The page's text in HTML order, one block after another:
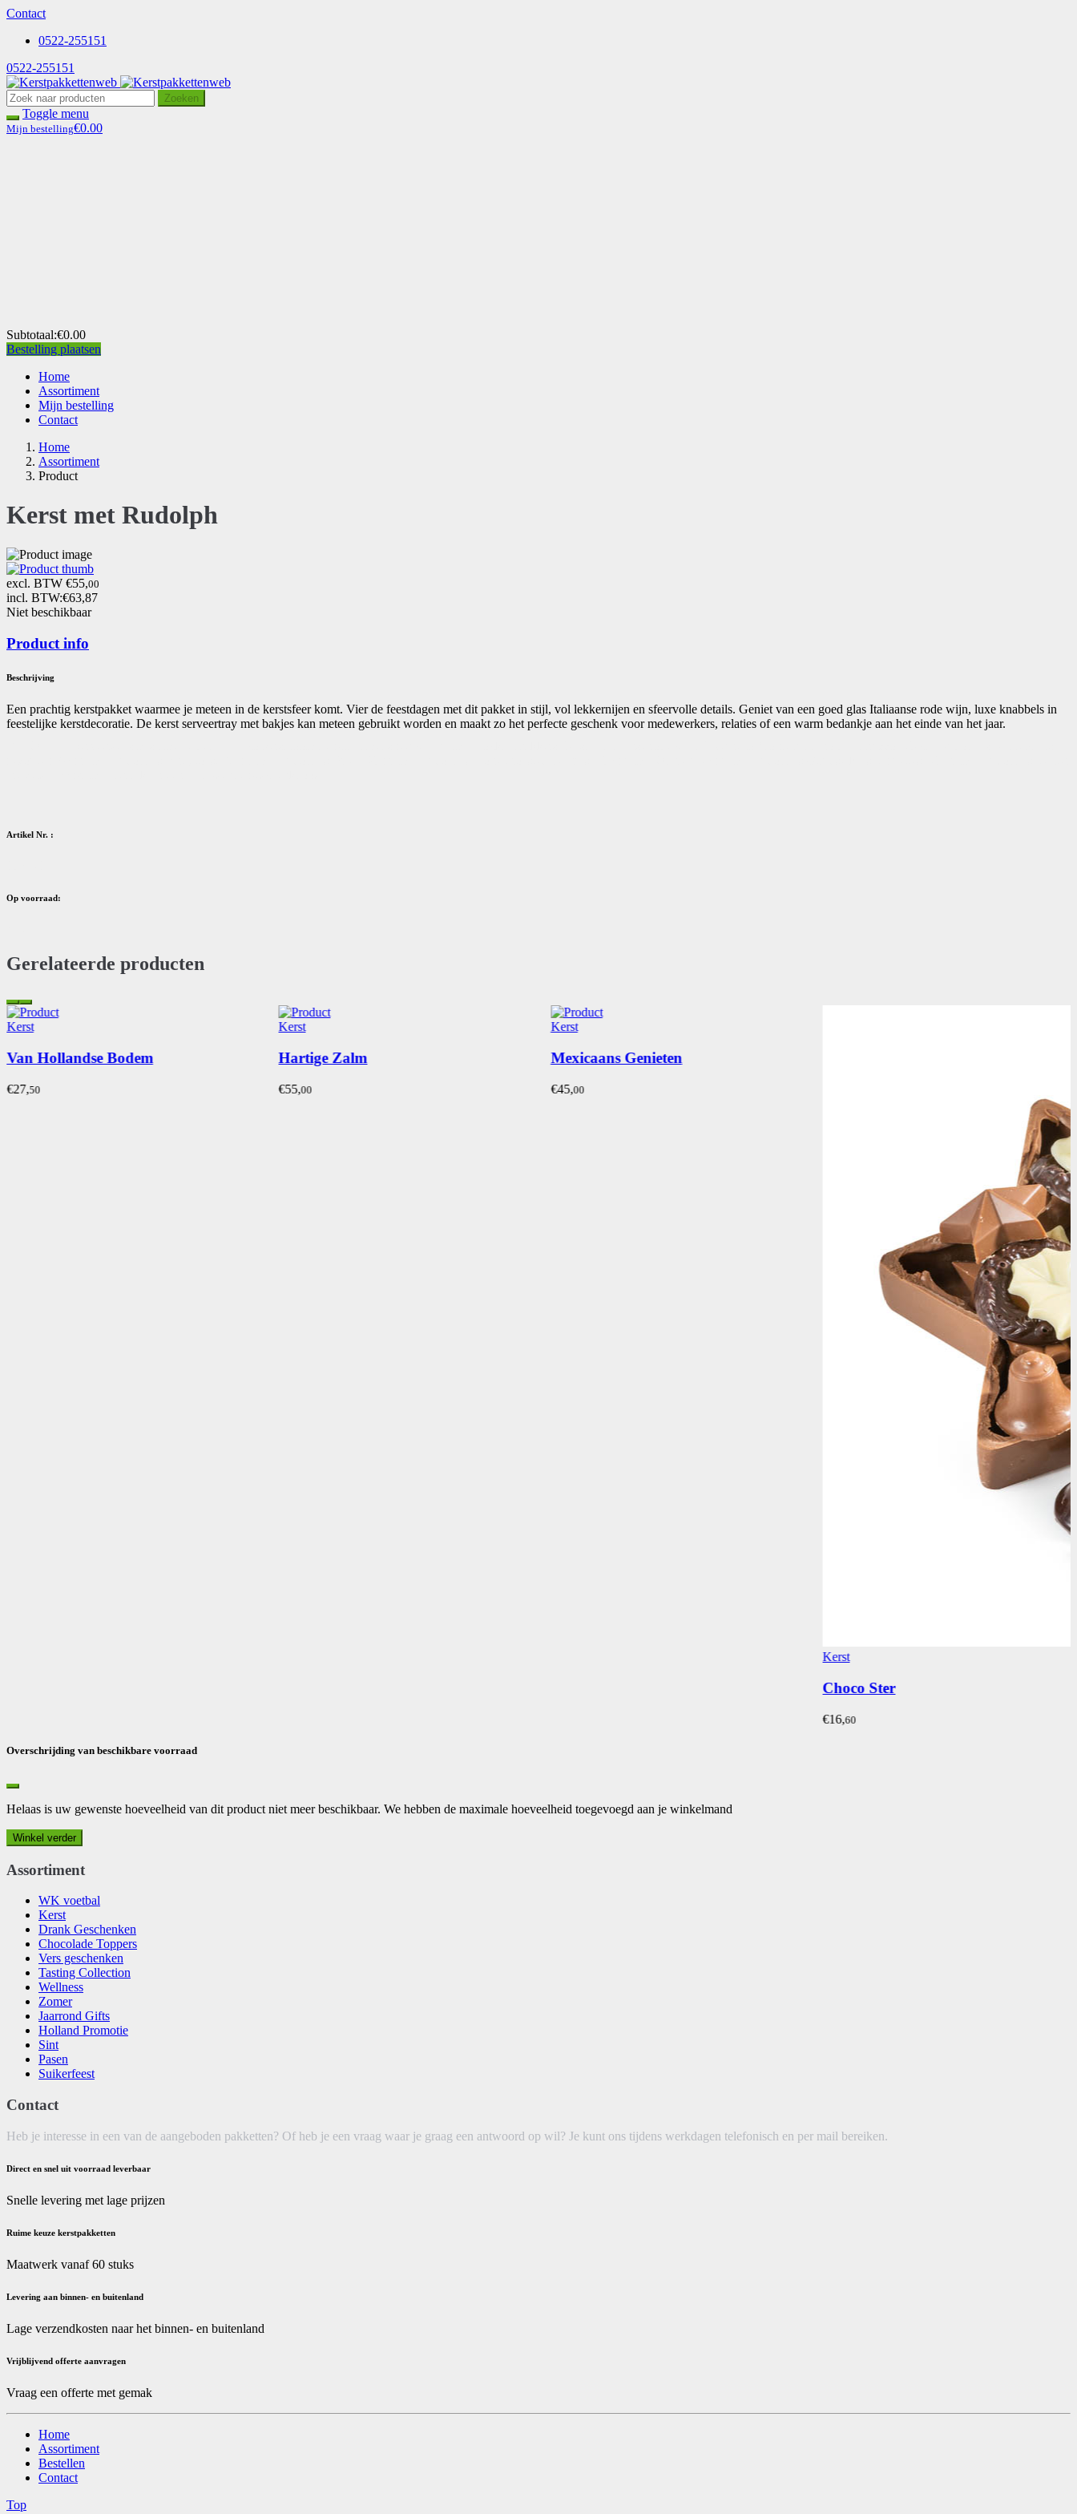
Contact
0522-255151
0522-255151
Zoeken
Toggle menu
Mijn bestelling€0.00
Subtotaal:€0.00
Bestelling plaatsen
Home
Assortiment
Mijn bestelling
Contact
Home
Assortiment
Product
Kerst met Rudolph
excl. BTW €55,00
incl. BTW:€63,87
Niet beschikbaar
Product info
Beschrijving
Een prachtig kerstpakket waarmee je meteen in de kerstsfeer komt. Vier de feestdagen met dit pakket in stijl, vol lekkernijen en sfeervolle details. Geniet van een goed glas Italiaanse rode wijn, luxe knabbels in
feestelijke kerstdecoratie. De kerst serveertray met bakjes kan meteen gebruikt worden en maakt zo het perfecte geschenk voor medewerkers, relaties of een warm bedankje aan het einde van het jaar.
Artikel Nr. :
Op voorraad:
Gerelateerde producten
Kerst
Van Hollandse Bodem
€27,50
Kerst
Hartige Zalm
€55,00
Kerst
Mexicaans Genieten
€45,00
Kerst
Choco Ster
€16,60
Overschrijding van beschikbare voorraad
Helaas is uw gewenste hoeveelheid van dit product niet meer beschikbaar. We hebben de maximale hoeveelheid toegevoegd aan je winkelmand
Winkel verder
Assortiment
WK voetbal
Kerst
Drank Geschenken
Chocolade Toppers
Vers geschenken
Tasting Collection
Wellness
Zomer
Jaarrond Gifts
Holland Promotie
Sint
Pasen
Suikerfeest
Contact
Heb je interesse in een van de aangeboden pakketten? Of heb je een vraag waar je graag een antwoord op wil? Je kunt ons tijdens werkdagen telefonisch en per mail bereiken.
Direct en snel uit voorraad leverbaar
Snelle levering met lage prijzen
Ruime keuze kerstpakketten
Maatwerk vanaf 60 stuks
Levering aan binnen- en buitenland
Lage verzendkosten naar het binnen- en buitenland
Vrijblijvend offerte aanvragen
Vraag een offerte met gemak
Home
Assortiment
Bestellen
Contact
Top